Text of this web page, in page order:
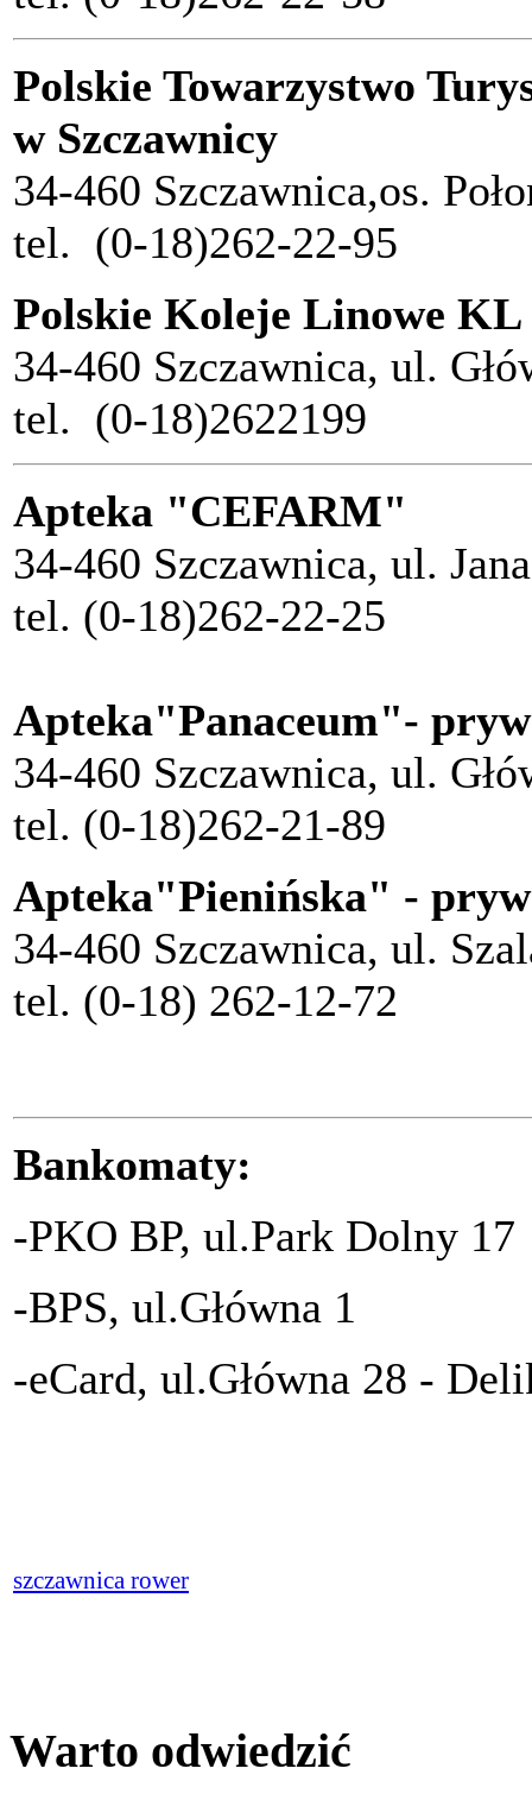
Polskie Towarzystwo
w Szczawnicy
34-460 Szczawnica,os.
tel. (0-18)262-22-95
Polskie Koleje Linowe
34-460 Szczawnica, ul.
tel. (0-18)2622199
Apteka "CEFARM"
34-460 Szczawnica, ul.
tel. (0-18)262-22-25
Apteka"Panaceum"-
34-460 Szczawnica, ul.
tel. (0-18)262-21-89
Apteka"Pienińska" -
34-460 Szczawnica, ul.
tel. (0-18) 262-12-72
Bankomaty:
-PKO BP, ul.Park Dolny 17
-BPS, ul.Główna 1
-eCard, ul.Główna 28 -
szczawnica rower
Warto odwiedzić